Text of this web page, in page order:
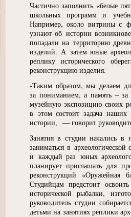
Частично заполнить «белые
школьных программ и
Например, около витрины с
узнают об истории
попадали на территорию
изделий. А затем юные
реплику исторического
реконструкцию изделия.
-Таким образом, мы делаем
за пониманием, а память –
музейную экспозицию своих
в этом состоит задача
истории, — говорит
Занятия в студии начались
заниматься в
и каждый раз юных
планирует приглашать для
реконструкций
«Оружейная
Студийцам предстоит
исторической рыбалки,
руководитель студии
детьми на занятиях реплики